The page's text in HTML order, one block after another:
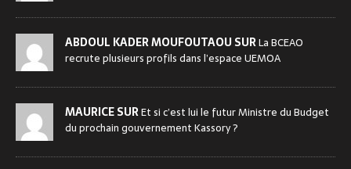
ABDOUL KADER MOUFOUTAOU SURLa BCEAO
recrute plusieurs profils dans l’espace UEMOA
MAURICE SUREt si c’est lui le futur Ministre du Budget
du prochain gouvernement Kassory ?